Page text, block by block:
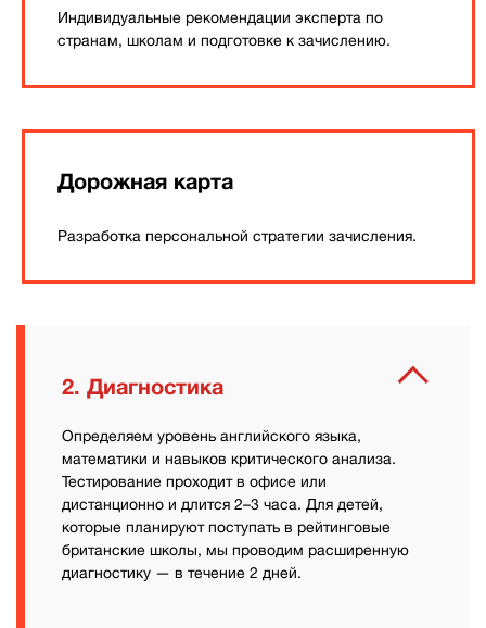
Индивидуальные рекомендации эксперта по
странам, школам и подготовке к зачислению.
Дорожная карта
Разработка персональной стратегии зачисления.
2. Диагностика
Определяем уровень английского языка,
математики и навыков критического анализа.
Тестирование проходит в офисе или
дистанционно и длится 2–3 часа. Для детей,
которые планируют поступать в рейтинговые
британские школы, мы проводим расширенную
диагностику — в течение 2 дней.